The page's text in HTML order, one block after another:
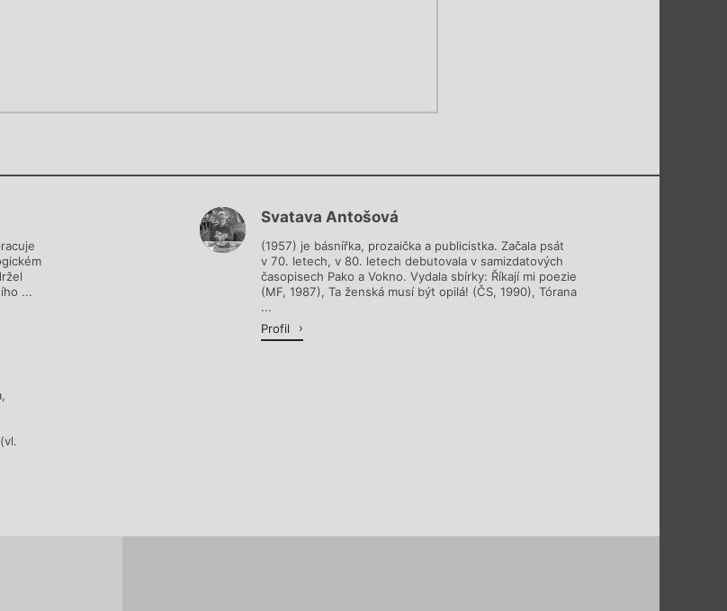
Chviličku.
...
Svatava Antošová
(1957) je básnířka, prozaička a publicistka. Začala psát
v 70. letech, v 80. letech debutovala v samizdatových
časopisech Pako a Vokno. Vydala sbírky: Říkají mi poezie
(MF, 1987), Ta ženská musí být opilá! (ČS, 1990), Tórana
...
Profil